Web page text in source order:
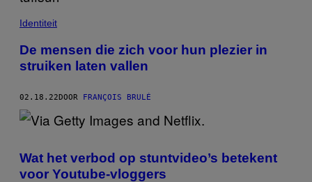
Identiteit
De mensen die zich voor hun plezier in
struiken laten vallen
02.18.22DOOR FRANÇOIS BRULÉ
Wat het verbod op stuntvideo’s betekent
voor Youtube-vloggers